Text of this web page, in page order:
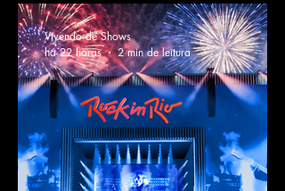
Vivendo de Shows
há 22 horas
2 min de leitura